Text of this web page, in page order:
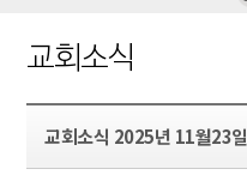
교회소식
교회소식 2025년 11월23일